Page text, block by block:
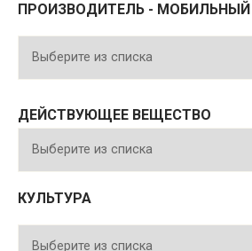
ПРОИЗВОДИТЕЛЬ - МОБИЛЬНЫЙ
ДЕЙСТВУЮЩЕЕ ВЕЩЕСТВО
КУЛЬТУРА